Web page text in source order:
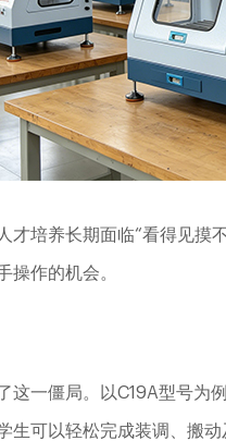
才培养长期面临“看得见摸
操作的机会。
这一僵局。以C19A型号为
生可以轻松完成装调、搬